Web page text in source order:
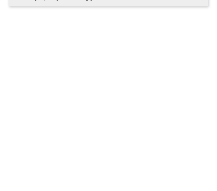
ФИРМЕНИ ДОКУМЕНТИ